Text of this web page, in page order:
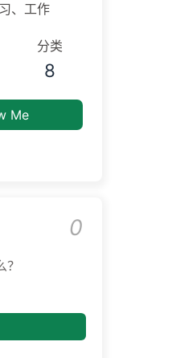
、工作
分类
8
Me
0